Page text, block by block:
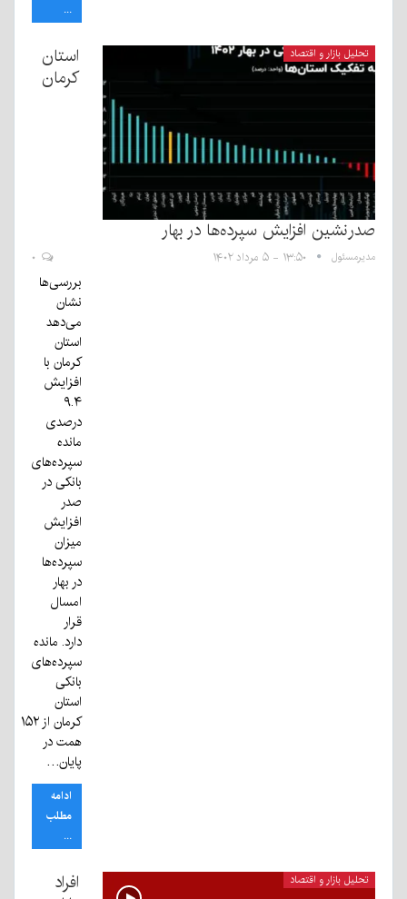
...
تحلیل بازار و اقتصاد
استان
کرمان
صدرنشین افزایش سپرده‌ها در بهار
مدیرمسئول ۱۳:۵۰ - ۵ مرداد ۱۴۰۲ ۰
بررسی‌ها
نشان
می‌دهد
استان
کرمان با
افزایش
۹.۴
درصدی
مانده
سپرده‌های
بانکی در
صدر
افزایش
میزان
سپرده‌ها
در بهار
امسال
قرار
دارد. مانده
سپرده‌های
بانکی
استان
کرمان از ۱۵۲
همت در
پایان…
ادامه
مطلب
...
تحلیل بازار و اقتصاد
افراد